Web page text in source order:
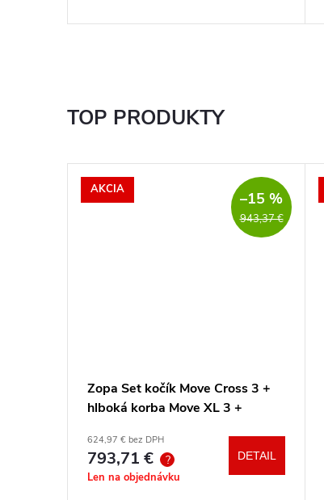
TOP PRODUKTY
AKCIA
943,37 €
–15 %
Zopa Set kočík Move Cross 3 +
hlboká korba Move XL 3 +
výberu + báza
624,97 € bez DPH
793,71 € ?
Len na objednávku
DETAIL